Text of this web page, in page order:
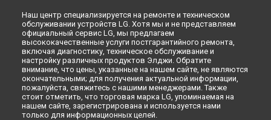
Наш центр специализируется на ремонте и техническом
обслуживании устройств LG. Хотя мы и не представляем
официальный сервис LG, мы предлагаем
высококачественные услуги постгарантийного ремонта,
включая диагностику, техническое обслуживание и
настройку различных продуктов Элджи. Обратите
внимание, что цены, указанные на нашем сайте, не являются
окончательными; для получения актуальной информации,
пожалуйста, свяжитесь с нашими менеджерами. Также
стоит отметить, что торговая марка LG, упоминаемая на
нашем сайте, зарегистрирована и используется нами
только для информационных целей.